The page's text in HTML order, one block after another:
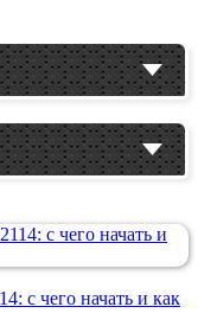
с чего начать и как